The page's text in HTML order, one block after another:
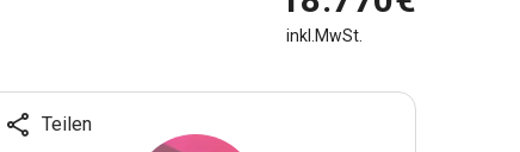
Teilen
inkl.MwSt.